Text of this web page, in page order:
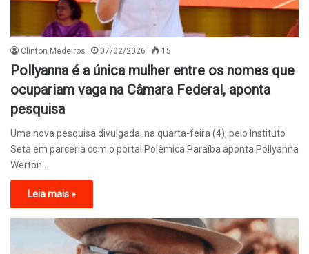
Clinton Medeiros 07/02/2026 15
Pollyanna é a única mulher entre os nomes que
ocupariam vaga na Câmara Federal, aponta
pesquisa
Uma nova pesquisa divulgada, na quarta-feira (4), pelo Instituto
Seta em parceria com o portal Polêmica Paraíba aponta Pollyanna
Werton…
Leia mais »